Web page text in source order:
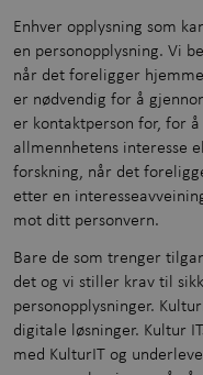
Enhver opplysning som
en personopplysning. Vi
når det foreligger
er nødvendig for å
er kontaktperson for, for
allmennhetens interesse
forskning, når det
etter en
mot ditt personvern.
Bare de som trenger
det og vi stiller krav til
personopplysninger.
digitale løsninger. Kultur
med KulturIT og